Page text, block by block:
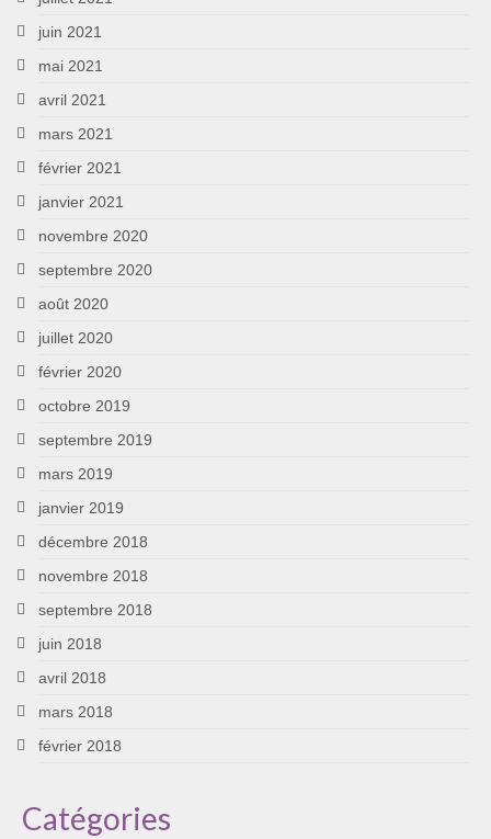
juin 2021
mai 2021
avril 2021
mars 2021
février 2021
janvier 2021
novembre 2020
septembre 2020
août 2020
juillet 2020
février 2020
octobre 2019
septembre 2019
mars 2019
janvier 2019
décembre 2018
novembre 2018
septembre 2018
juin 2018
avril 2018
mars 2018
février 2018
Catégories